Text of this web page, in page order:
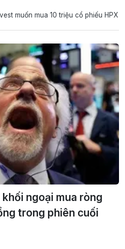
muốn mua 10 triệu cổ phiếu HPX
ngoại mua ròng
trong phiên cuối